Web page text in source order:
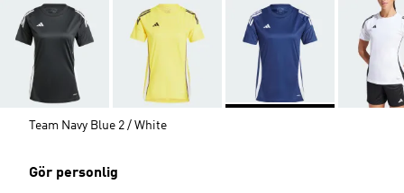
Team Navy Blue 2 / White
Gör personlig